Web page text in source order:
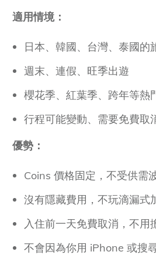
適用情境：
日本、韓國、台灣、泰國的
週末、連假、旺季出遊
櫻花季、紅葉季、跨年等熱
行程可能變動、需要免費取
優勢：
Coins 價格固定，不受供需
沒有隱藏費用，不玩滴漏式
入住前一天免費取消，不用
不會因為你用 iPhone 或搜